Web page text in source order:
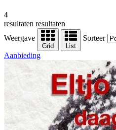
4
resultaten resultaten
Weergave
Grid List
Sorteer
Aanbieding